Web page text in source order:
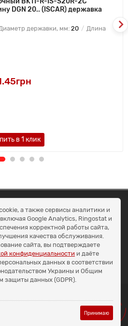
DGN 20.. (ISCAR) державка
державки, мм:20
Длина
в 1 клик
а также сервисы аналитики и
Google Analytics, Ringostat и
корректной работы сайта,
качества обслуживания.
сайта, вы подтверждаете
конфиденциальности и даёте
данных в соответствии
Украины и Общим
защиты данных (GDPR).
Принимаю